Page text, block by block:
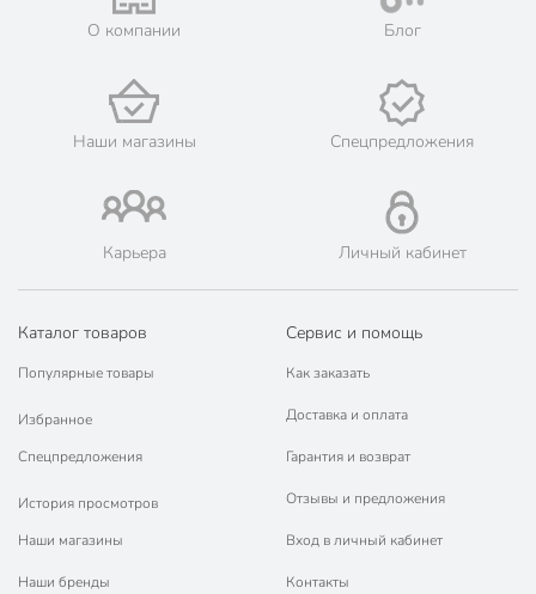
О компании Блог
Наши магазины Спецпредложения
Карьера Личный кабинет
Каталог товаров
Популярные товары
Избранное
Спецпредложения
История просмотров
Наши магазины
Наши бренды
Сервис и помощь
Как заказать
Доставка и оплата
Гарантия и возврат
Отзывы и предложения
Вход в личный кабинет
Контакты